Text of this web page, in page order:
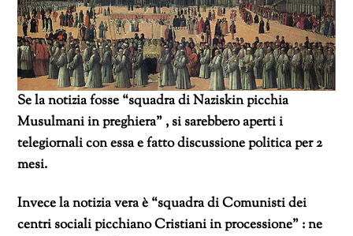
Se la notizia fosse “squadra di Naziskin picchia
Musulmani in preghiera” , si sarebbero aperti i
telegiornali con essa e fatto discussione politica per 2
mesi.
Invece la notizia vera è “squadra di Comunisti dei
centri sociali picchiano Cristiani in processione” : ne